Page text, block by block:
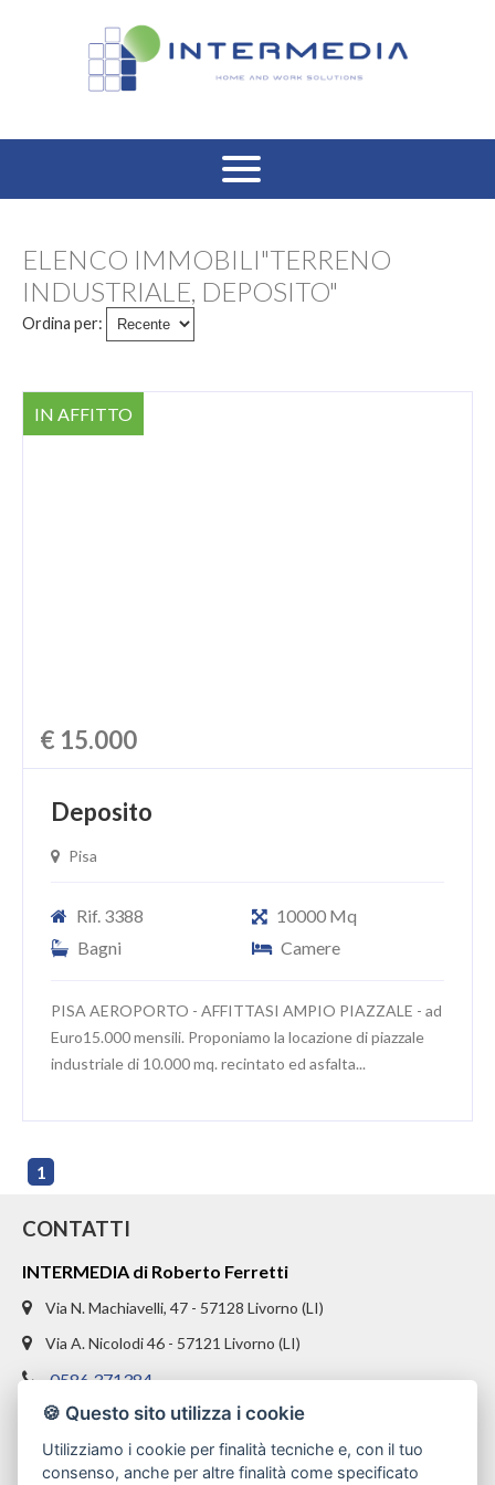
VENDITA RESIDENZIALE
AFFITTO RESIDENZIALE
VENDITA COMMERCIALE
AFFITTO COMMERCIALE
ELENCO IMMOBILI"TERRENO
INDUSTRIALE, DEPOSITO"
Ordina per:
IN AFFITTO
€ 15.000
Deposito
Pisa
Rif. 3388
10000 Mq
Bagni
Camere
PISA AEROPORTO - AFFITTASI AMPIO PIAZZALE - ad
Euro15.000 mensili. Proponiamo la locazione di piazzale
industriale di 10.000 mq. recintato ed asfalta...
1
CONTATTI
INTERMEDIA di Roberto Ferretti
Via N. Machiavelli, 47 - 57128 Livorno (LI)
Via A. Nicolodi 46 - 57121 Livorno (LI)
0586 371384
328 1654969
info@intermediaimmobiliare.com
🍪 Questo sito utilizza i cookie
Utilizziamo i cookie per finalità tecniche e, con il tuo
consenso, anche per altre finalità come specificato